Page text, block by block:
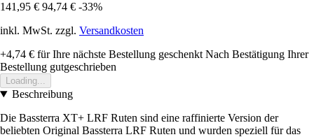
141,95 € 94,74 € -33%
inkl. MwSt. zzgl. Versandkosten
+4,74 € für Ihre nächste Bestellung geschenkt Nach Bestätigung Ihrer
Bestellung gutgeschrieben
Loading...
Beschreibung
Die Bassterra XT+ LRF Ruten sind eine raffinierte Version der
beliebten Original Bassterra LRF Ruten und wurden speziell für das